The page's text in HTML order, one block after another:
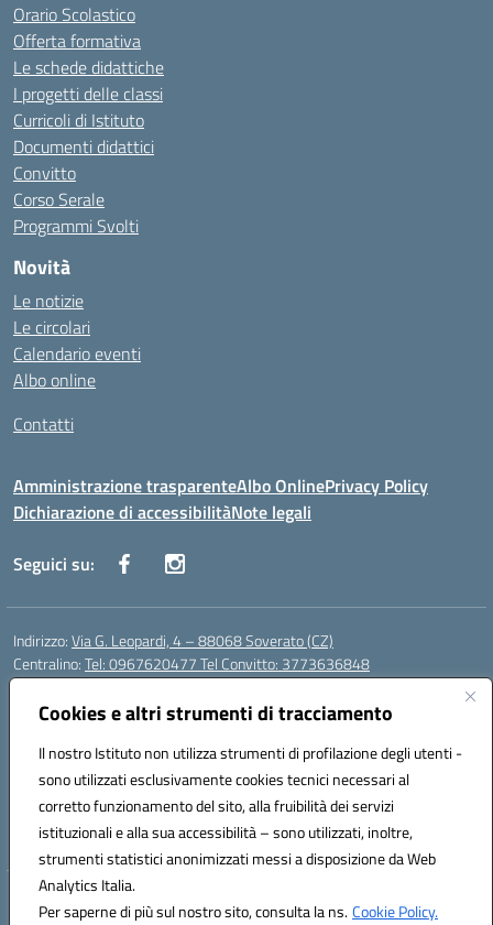
Cookies e altri strumenti di tracciamento
Il nostro Istituto non utilizza strumenti di profilazione degli utenti -
sono utilizzati esclusivamente cookies tecnici necessari al
corretto funzionamento del sito, alla fruibilità dei servizi
istituzionali e alla sua accessibilità – sono utilizzati, inoltre,
strumenti statistici anonimizzati messi a disposizione da Web
Analytics Italia.
Per saperne di più sul nostro sito, consulta la ns.Cookie Policy.
Orario Scolastico
Offerta formativa
Le schede didattiche
I progetti delle classi
Curricoli di Istituto
Documenti didattici
Convitto
Corso Serale
Programmi Svolti
Novità
Le notizie
Le circolari
Calendario eventi
Albo online
Contatti
Amministrazione trasparenteAlbo OnlinePrivacy Policy
Dichiarazione di accessibilitàNote legali
Seguici su:
Indirizzo:Via G. Leopardi, 4 – 88068 Soverato (CZ)
Centralino:Tel: 0967620477 Tel Convitto: 3773636848
Email:
Posta elettronica certificata (PEC):czrh04000q@pec.istruzione.it
Codice fiscale: 84000690796
Codice meccanografico:CZRH04000Q
Codice Indice delle Pubbliche Amministrazioni (IPA): istsc_czrh04000q
Codice unico di fatturazione (CUF): UF9M13
Hosting & Powered by 3D Solution S.r.l.